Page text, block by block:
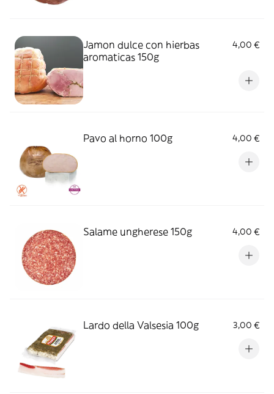
Jamon dulce con hierbas
aromaticas 150g
4,00 €
Pavo al horno 100g 4,00 €
Salame ungherese 150g 4,00 €
Lardo della Valsesia 100g 3,00 €